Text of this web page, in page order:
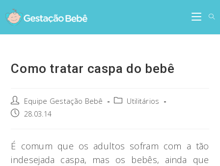
to
content
Como tratar caspa do bebê
Post
author:
Equipe Gestação Bebê
PostUtilitários
Post28.03.14
É comum que os adultos sofram com a tão
indesejada caspa, mas os bebês, ainda que